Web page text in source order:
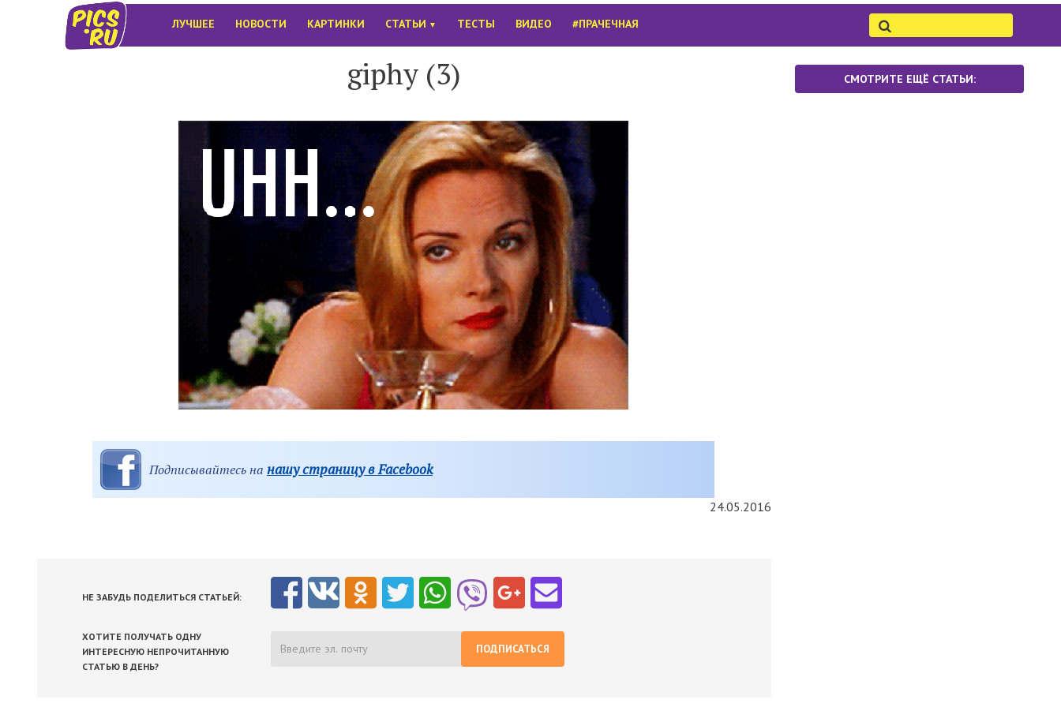
ЛУЧШЕЕ НОВОСТИ КАРТИНКИ СТАТЬИ ▼ ТЕСТЫ ВИДЕО #ПРАЧЕЧНАЯ
giphy (3)
Подписывайтесь на нашу страницу в Facebook
24.05.2016
НЕ ЗАБУДЬ ПОДЕЛИТЬСЯ СТАТЬЕЙ:
ХОТИТЕ ПОЛУЧАТЬ ОДНУ
ИНТЕРЕСНУЮ НЕПРОЧИТАННУЮ
СТАТЬЮ В ДЕНЬ?
ПОДПИСАТЬСЯ
СМОТРИТЕ ЕЩЁ СТАТЬИ: